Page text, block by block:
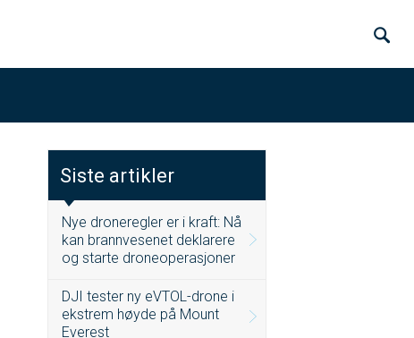
Siste artikler
Nye droneregler er i kraft: Nå
kan brannvesenet deklarere
og starte droneoperasjoner
DJI tester ny eVTOL-drone i
ekstrem høyde på Mount
Everest